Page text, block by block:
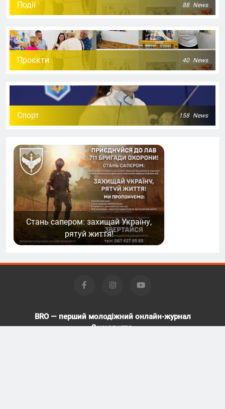
Події 88 News
Проєкти 40 News
Спорт 158 News
Стань сапером: захищай Україну,
рятуй життя!
BRO — перший молодіжний онлайн-журнал
Закарпаття.